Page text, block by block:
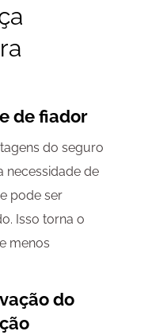
de fiador
do seguro
necessidade de
pode ser
Isso torna o
menos
do